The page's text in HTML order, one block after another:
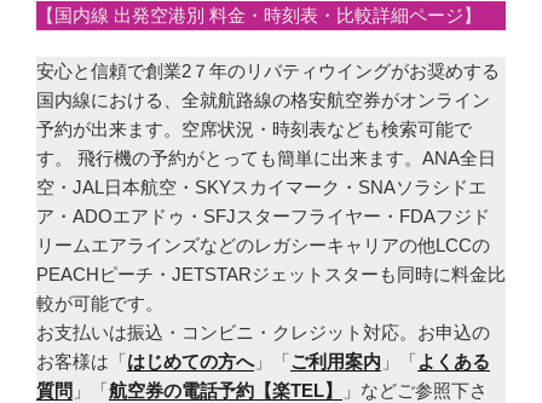
【国内線 出発空港別 料金・時刻表・比較詳細ページ】
安心と信頼で創業2７年のリバティウイングがお奨めする
国内線における、全就航路線の格安航空券がオンライン
予約が出来ます。空席状況・時刻表なども検索可能で
す。 飛行機の予約がとっても簡単に出来ます。ANA全日
空・JAL日本航空・SKYスカイマーク・SNAソラシドエ
ア・ADOエアドゥ・SFJスターフライヤー・FDAフジド
リームエアラインズなどのレガシーキャリアの他LCCの
PEACHピーチ・JETSTARジェットスターも同時に料金比
較が可能です。
お支払いは振込・コンビニ・クレジット対応。お申込の
お客様は「はじめての方へ」「ご利用案内 」「よくある
質問 」「航空券の電話予約【楽TEL】
」などご参照下さ